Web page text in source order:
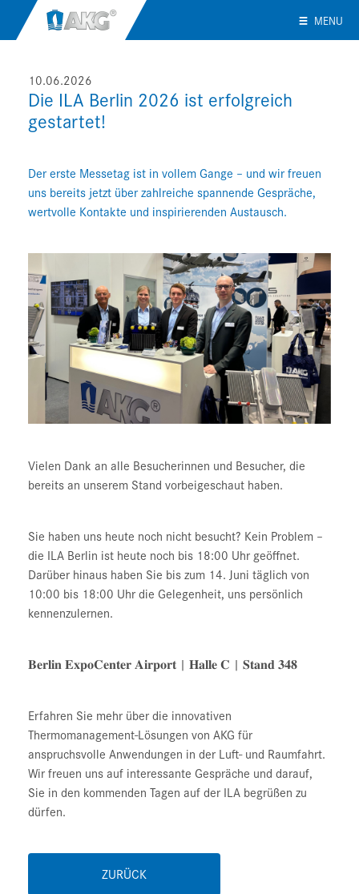
MENU
10.06.2026
Die ILA Berlin 2026 ist erfolgreich
gestartet!
Der erste Messetag ist in vollem Gange – und wir freuen
uns bereits jetzt über zahlreiche spannende Gespräche,
wertvolle Kontakte und inspirierenden Austausch.
Vielen Dank an alle Besucherinnen und Besucher, die
bereits an unserem Stand vorbeigeschaut haben.
Sie haben uns heute noch nicht besucht? Kein Problem –
die ILA Berlin ist heute noch bis 18:00 Uhr geöffnet.
Darüber hinaus haben Sie bis zum 14. Juni täglich von
10:00 bis 18:00 Uhr die Gelegenheit, uns persönlich
kennenzulernen.
𝐁𝐞𝐫𝐥𝐢𝐧 𝐄𝐱𝐩𝐨𝐂𝐞𝐧𝐭𝐞𝐫 𝐀𝐢𝐫𝐩𝐨𝐫𝐭 | 𝐇𝐚𝐥𝐥𝐞 𝐂 | 𝐒𝐭𝐚𝐧𝐝 𝟑𝟒𝟖
Erfahren Sie mehr über die innovativen
Thermomanagement-Lösungen von AKG für
anspruchsvolle Anwendungen in der Luft- und Raumfahrt.
Wir freuen uns auf interessante Gespräche und darauf,
Sie in den kommenden Tagen auf der ILA begrüßen zu
dürfen.
ZURÜCK